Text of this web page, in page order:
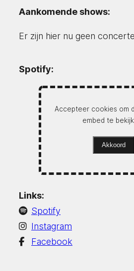
Aankomende shows:
Er zijn hier nu geen
Spotify:
Accepteer cookies om
embed te
Akkoord
Links:
Spotify
Instagram
Facebook